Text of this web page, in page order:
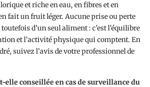
et riche en eau, en fibres et en
fait un fruit léger. Aucune prise ou perte
d’un seul aliment : c’est l’équilibre
et l’activité physique qui comptent. En
suivez l’avis de votre professionnel de
elle conseillée en cas de surveillance du